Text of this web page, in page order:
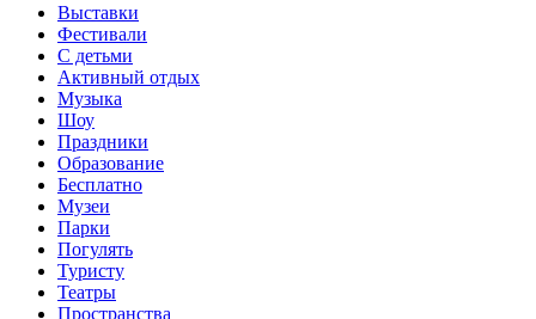
Выставки
Фестивали
С детьми
Активный отдых
Музыка
Шоу
Праздники
Образование
Бесплатно
Музеи
Парки
Погулять
Туристу
Театры
Пространства